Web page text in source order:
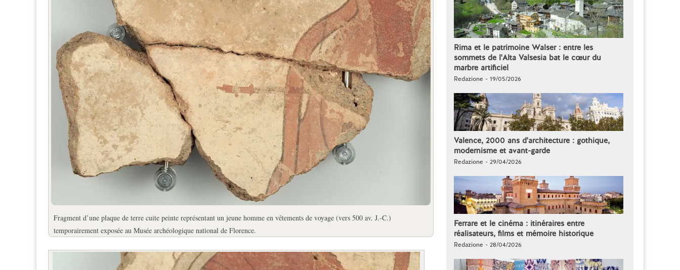
Fragment d’une plaque de terre cuite peinte représentant un jeune homme en vêtements de voyage (vers 500 av. J.-C.)
temporairement exposée au Musée archéologique national de Florence.
Rima et le patrimoine Walser : entre les
sommets de l'Alta Valsesia bat le cœur du
marbre artificiel
Redazione - 19/05/2026
Valence, 2000 ans d'architecture : gothique,
modernisme et avant-garde
Redazione - 29/04/2026
Ferrare et le cinéma : itinéraires entre
réalisateurs, films et mémoire historique
Redazione - 28/04/2026